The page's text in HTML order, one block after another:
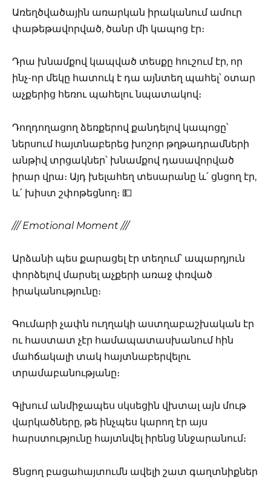
Առեղծվածային առարկան իրականում ամուր
փաթեթավորված, ծանր մի կապոց էր։
Դրա խնամքով կապված տեսքը հուշում էր, որ
ինչ-որ մեկը հատուկ է դա այնտեղ պահել՝ օտար
աչքերից հեռու պահելու նպատակով։
Դողդողացող ձեռքերով քանդելով կապոցը՝
ներսում հայտնաբերեց խոշոր թղթադրամների
անթիվ տրցակներ՝ խնամքով դասավորված
իրար վրա։ Այդ խելահեղ տեսարանը և՛ ցնցող էր,
և՛ խիստ շփոթեցնող։ 💵
/// Emotional Moment ///
Արձանի պես քարացել էր տեղում՝ ապարդյուն
փորձելով մարսել աչքերի առաջ փռված
իրականությունը։
Գումարի չափն ուղղակի աստղաբաշխական էր
ու հաստատ չէր համապատասխանում հին
մահճակալի տակ հայտնաբերվելու
տրամաբանությանը։
Գլխում անմիջապես սկսեցին վխտալ այն մութ
վարկածները, թե ինչպես կարող էր այս
հարստությունը հայտնվել իրենց ննջարանում։
Ցնցող բացահայտումն ավելի շատ գաղտնիքներ